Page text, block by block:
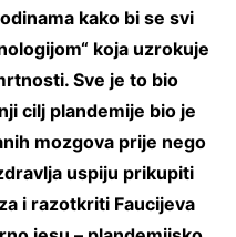
kako bi se svi
koja uzrokuje
Sve je to bio
cilj plandemije bio je
mozgova prije nego
uspiju prikupiti
i razotkriti Faucijeva